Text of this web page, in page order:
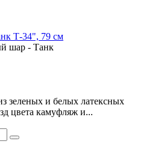
Т-34", 79 см
шар - Танк
зеленых и белых латексных
цвета камуфляж и...